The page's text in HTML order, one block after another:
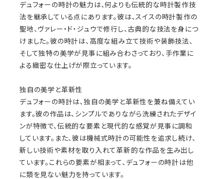
デュフォーの時計の魅力は、何よりも伝統的な時計製作技
法を継承している点にあります。彼は、スイスの時計製作の
聖地、ヴァレー・ド・ジュウで修行し、古典的な技法を身につ
けました。彼の時計は、高度な組み立て技術や装飾技法、
そして独特の美学が見事に組み合わさっており、手作業に
よる緻密な仕上げが際立っています。
独自の美学と革新性
デュフォーの時計は、独自の美学と革新性を兼ね備えてい
ます。彼の作品は、シンプルでありながら洗練されたデザイ
ンが特徴で、伝統的な要素と現代的な感覚が見事に調和
しています。また、彼は機械式時計の可能性を追求し続け、
新しい技術や素材を取り入れて革新的な作品を生み出し
ています。これらの要素が相まって、デュフォーの時計は他
に類を見ない魅力を持っています。